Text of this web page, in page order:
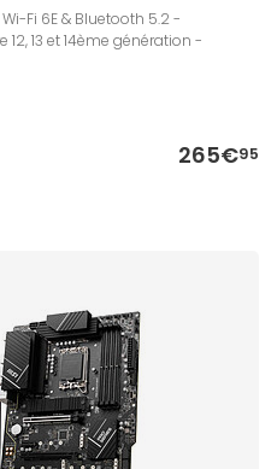
Fi 6E & Bluetooth 5.2 -
13 et 14ème génération -
265€95